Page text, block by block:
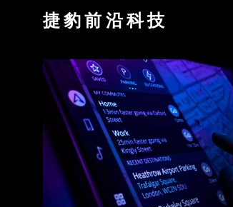
捷豹前沿科技